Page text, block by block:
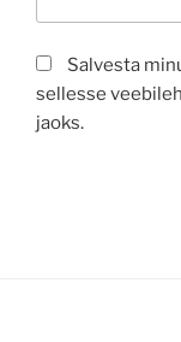
Salvesta
sellesse
jaoks.